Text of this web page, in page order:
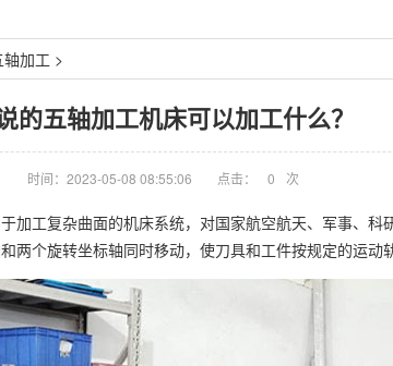
轴加工 >
的五轴加工机床可以加工什么？
时间：2023-05-08 08:55:06 点击： 0 次
加工复杂曲面的机床系统，对国家航空航天、军事、
个旋转坐标轴同时移动，使刀具和工件按规定的运动